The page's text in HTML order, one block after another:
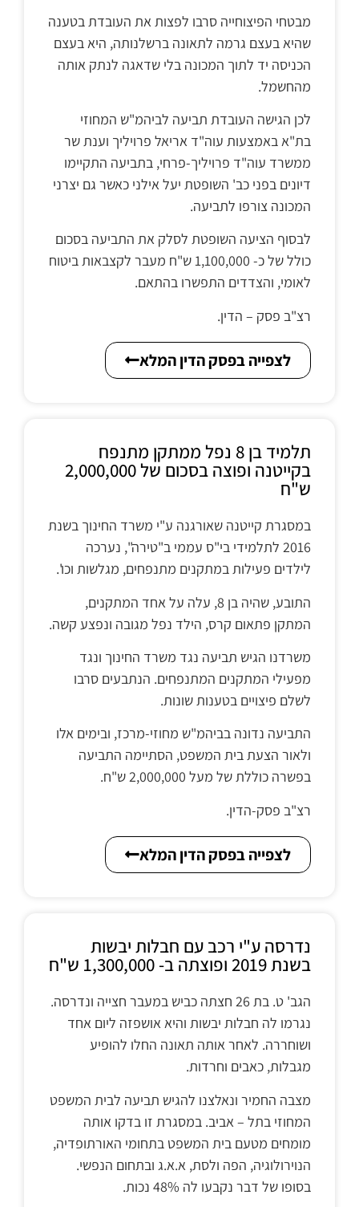
מבטחי הפיצוחייה סרבו לפצות את העובדת בטענה
שהיא בעצם גרמה לתאונה ברשלנותה, היא בעצם
הכניסה יד לתוך המכונה בלי שדאגה לנתק אותה
מהחשמל.
לכן הגישה העובדת תביעה לביהמ"ש המחוזי
בת"א באמצעות עוה"ד אריאל פרויליך וענת שר
ממשרד עוה"ד פרויליך-פרחי, בתביעה התקיימו
דיונים בפני כב' השופטת יעל אילני כאשר גם יצרני
המכונה צורפו לתביעה.
לבסוף הציעה השופטת לסלק את התביעה בסכום
כולל של כ- 1,100,000 ש"ח מעבר לקצבאות ביטוח
לאומי, והצדדים התפשרו בהתאם.
רצ"ב פסק – הדין.
לצפייה בפסק הדין המלא
תלמיד בן 8 נפל ממתקן מתנפח
בקייטנה ופוצה בסכום של 2,000,000
ש"ח
במסגרת קייטנה שאורגנה ע"י משרד החינוך בשנת
2016 לתלמידי בי"ס עממי ב"טירה", נערכה
לילדים פעילות במתקנים מתנפחים, מגלשות וכו'.
התובע, שהיה בן 8, עלה על אחד המתקנים,
המתקן פתאום קרס, הילד נפל מגובה ונפצע קשה.
משרדנו הגיש תביעה נגד משרד החינוך ונגד
מפעילי המתקנים המתנפחים. הנתבעים סרבו
לשלם פיצויים בטענות שונות.
התביעה נדונה בביהמ"ש מחוזי-מרכז, ובימים אלו
ולאור הצעת בית המשפט, הסתיימה התביעה
בפשרה כוללת של מעל 2,000,000 ש"ח.
רצ"ב פסק-הדין.
לצפייה בפסק הדין המלא
נדרסה ע"י רכב עם חבלות יבשות
בשנת 2019 ופוצתה ב- 1,300,000 ש"ח
הגב' ט. בת 26 חצתה כביש במעבר חצייה ונדרסה.
נגרמו לה חבלות יבשות והיא אושפזה ליום אחד
ושוחררה. לאחר אותה תאונה החלו להופיע
מגבלות, כאבים וחרדות.
מצבה החמיר ונאלצנו להגיש תביעה לבית המשפט
המחוזי בתל – אביב. במסגרת זו בדקו אותה
מומחים מטעם בית המשפט בתחומי האורתופדיה,
הנוירולוגיה, הפה ולסת, א.א.ג ובתחום הנפשי.
בסופו של דבר נקבעו לה 48% נכות.